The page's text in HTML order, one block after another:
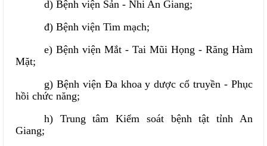
d) Bệnh viện Sản - Nhi An Giang;
đ) Bệnh viện Tim mạch;
e) Bệnh viện Mắt - Tai Mũi Họng - Răng Hàm
Mặt;
g) Bệnh viện Đa khoa y dược cổ truyền - Phục
hồi chức năng;
h) Trung tâm Kiểm soát bệnh tật tỉnh An
Giang;